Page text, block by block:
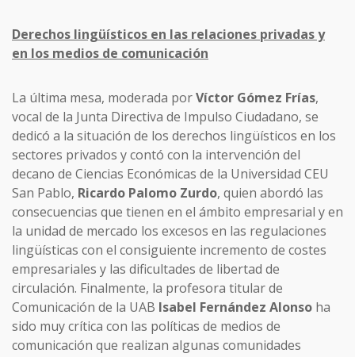
Derechos lingüísticos en las relaciones privadas y
en los medios de comunicación
La última mesa, moderada porVíctor Gómez Frías,
vocal de la Junta Directiva de Impulso Ciudadano, se
dedicó a la situación de los derechos lingüísticos en los
sectores privados y contó con la intervención del
decano de Ciencias Económicas de la Universidad CEU
San Pablo, Ricardo Palomo Zurdo, quien abordó las
consecuencias que tienen en el ámbito empresarial y en
la unidad de mercado los excesos en las regulaciones
lingüísticas con el consiguiente incremento de costes
empresariales y las dificultades de libertad de
circulación. Finalmente, la profesora titular de
Comunicación de la UAB Isabel Fernández Alonso ha
sido muy crítica con las políticas de medios de
comunicación que realizan algunas comunidades